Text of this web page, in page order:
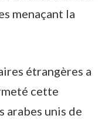
menaçant la
étrangères a
cette
unis de